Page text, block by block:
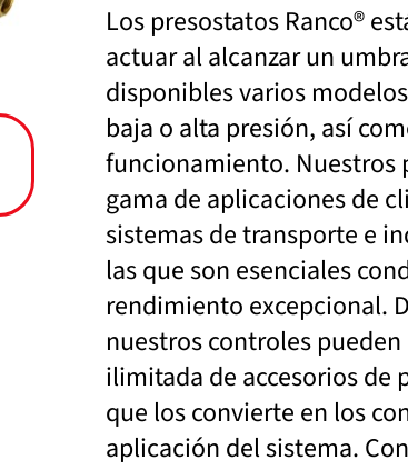
Los presostatos Ranco®
actuar al alcanzar un
disponibles varios
baja o alta presión, así
funcionamiento. Nuestros
gama de aplicaciones de
sistemas de transporte e
las que son esenciales
rendimiento excepcional.
nuestros controles
ilimitada de accesorios de
que los convierte en los
aplicación del sistema.